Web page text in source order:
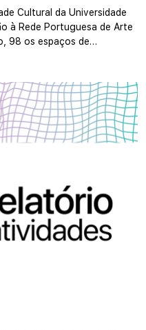
Cultural da Universidade
à Rede Portuguesa de Arte
98 os espaços de…